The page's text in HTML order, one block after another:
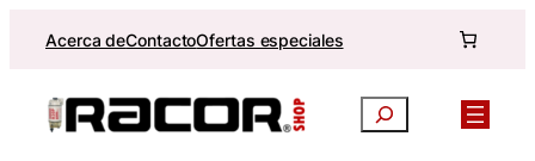
Acerca deContactoOfertas especiales
Buscar